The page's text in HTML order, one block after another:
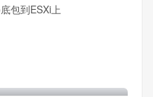
包到ESXi上